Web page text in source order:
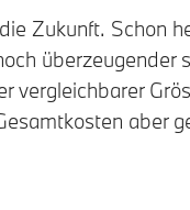
Zukunft. Schon
überzeugender
vergleichbarer
aber